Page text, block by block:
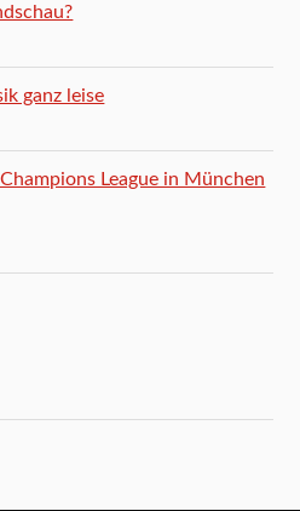
ganz leise
League in München